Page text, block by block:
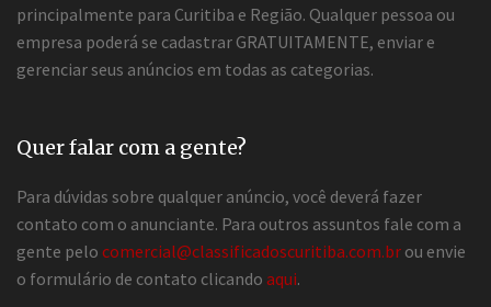
principalmente para Curitiba e Região. Qualquer pessoa ou
empresa poderá se cadastrar GRATUITAMENTE, enviar e
gerenciar seus anúncios em todas as categorias.
Quer falar com a gente?
Para dúvidas sobre qualquer anúncio, você deverá fazer
contato com o anunciante. Para outros assuntos fale com a
gente pelo comercial@classificadoscuritiba.com.br ou envie
o formulário de contato clicando aqui.